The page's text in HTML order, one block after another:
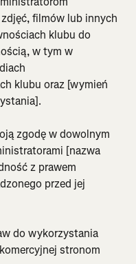
filmów lub innych
klubu do
w tym w
klubu oraz [wymień
zgodę w dowolnym
[nazwa
z prawem
przed jej
do wykorzystania
stronom